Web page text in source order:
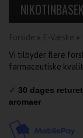
Forside » E-Væske »
Vi tilbyder flere
farmaceutiske
✓ 30 dages returet
aromaer